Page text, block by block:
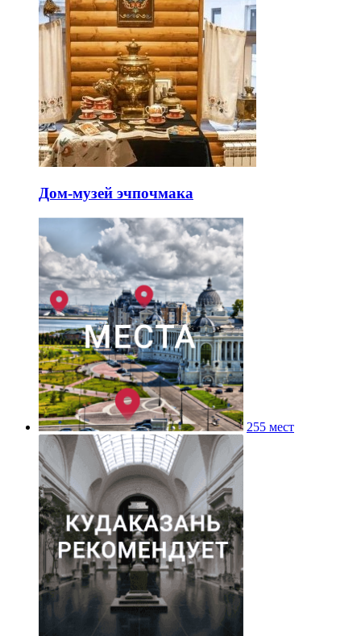
Дом-музей эчпочмака
255 мест